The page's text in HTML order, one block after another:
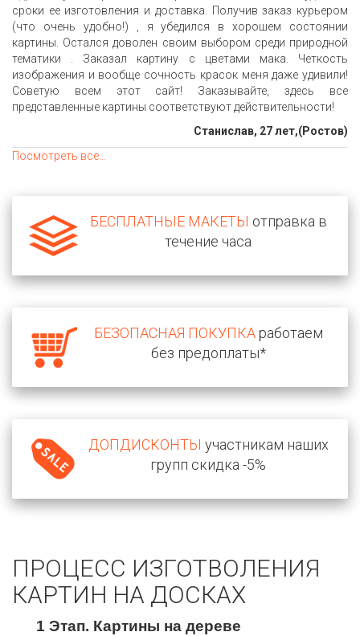
сроки ее изготовления и доставка. Получив заказ курьером
(что очень удобно!) , я убедился в хорошем состоянии
картины. Остался доволен своим выбором среди природной
тематики . Заказал картину с цветами мака. Четкость
изображения и вообще сочность красок меня даже удивили!
Советую всем этот сайт! Заказывайте, здесь все
представленные картины соответствуют действительности!
Станислав, 27 лет,(Ростов)
Посмотреть все...
БЕСПЛАТНЫЕ МАКЕТЫ отправка в
течение часа
БЕЗОПАСНАЯ ПОКУПКАработаем
без предоплаты*
ДОПДИСКОНТЫ участникам наших
групп скидка -5%
ПРОЦЕСС ИЗГОТВОЛЕНИЯ
КАРТИН НА ДОСКАХ
1 Этап. Картины на дереве